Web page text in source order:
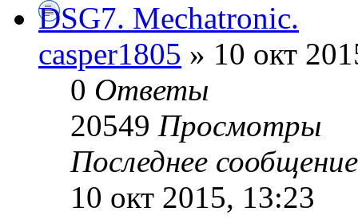
DSG7. Mechatronic.
casper1805 » 10 окт
0 Ответы
20549 Просмотры
Последнее
10 окт 2015, 13:23